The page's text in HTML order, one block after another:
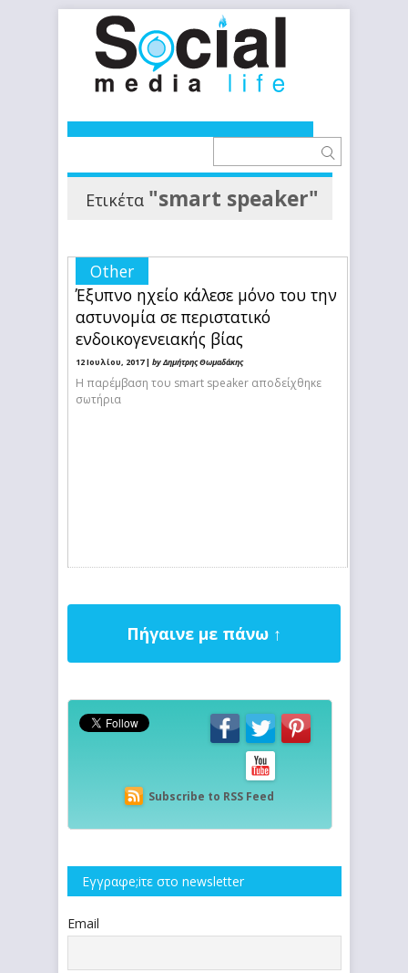
Ετικέτα "smart speaker"
Other
Έξυπνο ηχείο κάλεσε μόνο του την
αστυνομία σε περιστατικό
ενδοικογενειακής βίας
12 Ιουλίου, 2017 | by Δημήτρης Θωμαδάκης
Η παρέμβαση του smart speaker αποδείχθηκε
σωτήρια
Πήγαινε με πάνω ↑
Subscribe to RSS Feed
Εγγραφe;iτε στο newsletter
Email